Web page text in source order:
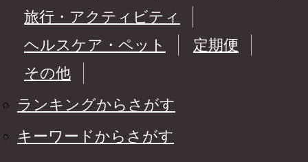
旅行・アクティビティ
ヘルスケア・ペット
定期便
その他
ランキングからさがす
キーワードからさがす